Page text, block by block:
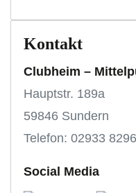
Kontakt
Clubheim –
Hauptstr. 189a
59846 Sundern
Telefon: 02933
Social Media